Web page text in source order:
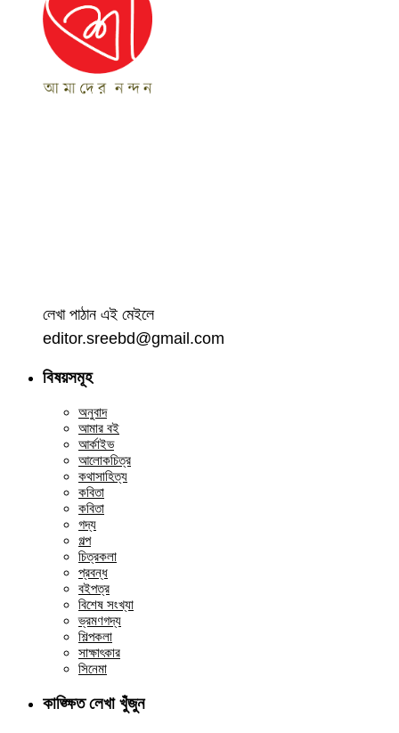
লেখা পাঠান এই মেইলে
editor.sreebd@gmail.com
বিষয়সমূহ
অনুবাদ
আমার বই
আর্কাইভ
আলোকচিত্র
কথাসাহিত্য
কবিতা
কবিতা
গদ্য
গল্প
চিত্রকলা
প্রবন্ধ
বইপত্র
বিশেষ সংখ্যা
ভ্রমণগদ্য
শিল্পকলা
সাক্ষাৎকার
সিনেমা
কাঙ্ক্ষিত লেখা খুঁজুন